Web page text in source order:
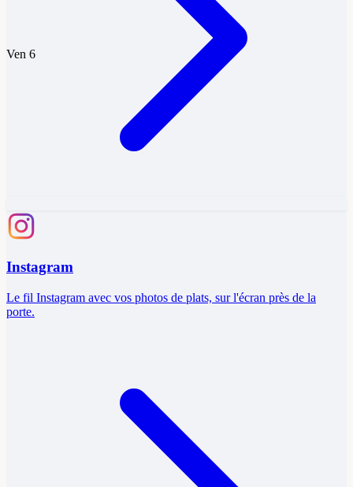
Ven 6
Instagram
Le fil Instagram avec vos photos de plats, sur l'écran près de la
porte.